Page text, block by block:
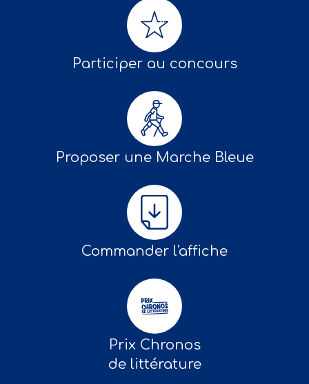
Participer au concours
Proposer une Marche Bleue
Commander l'affiche
Prix Chronos
de littérature